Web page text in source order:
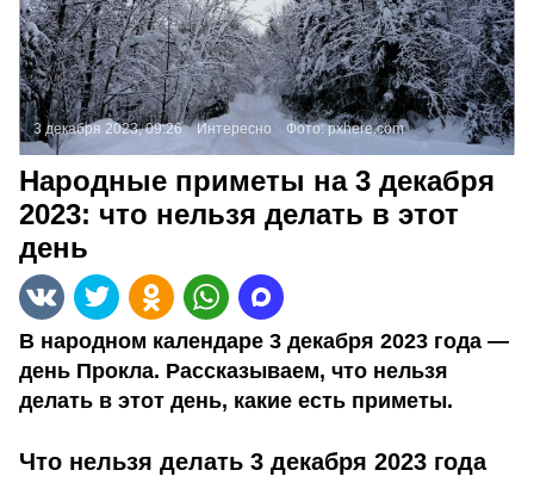
3 декабря 2023, 09:26 Интересно Фото:pxhere.com
Народные приметы на 3 декабря
2023: что нельзя делать в этот
день
В народном календаре 3 декабря 2023 года —
день Прокла. Рассказываем, что нельзя
делать в этот день, какие есть приметы.
Что нельзя делать 3 декабря 2023 года